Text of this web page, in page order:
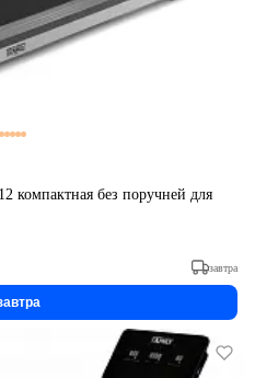
компактная без поручней для
завтра